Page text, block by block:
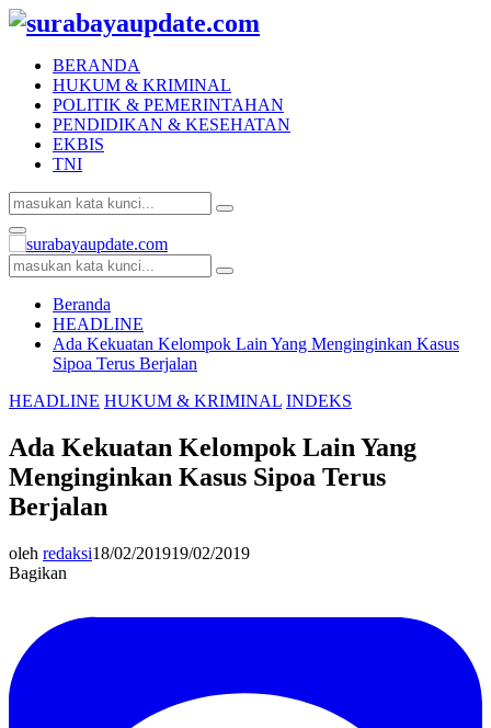
BERANDA
HUKUM & KRIMINAL
POLITIK & PEMERINTAHAN
PENDIDIKAN & KESEHATAN
EKBIS
TNI
Search
for:
Search
Facebook
Twitter
Youtube
Primary
Menu
Search
for:
Search
Beranda
HEADLINE
Ada Kekuatan Kelompok Lain Yang Menginginkan Kasus
Sipoa Terus Berjalan
HEADLINE HUKUM & KRIMINAL INDEKS
Ada Kekuatan Kelompok Lain Yang
Menginginkan Kasus Sipoa Terus
Berjalan
oleh redaksi18/02/201919/02/2019
Bagikan